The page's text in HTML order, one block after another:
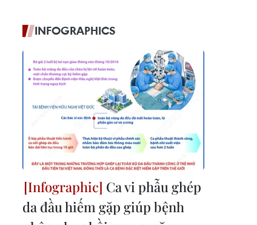
INFOGRAPHICS
Ca vi phẫu ghép
da đầu hiếm gặp giúp bệnh